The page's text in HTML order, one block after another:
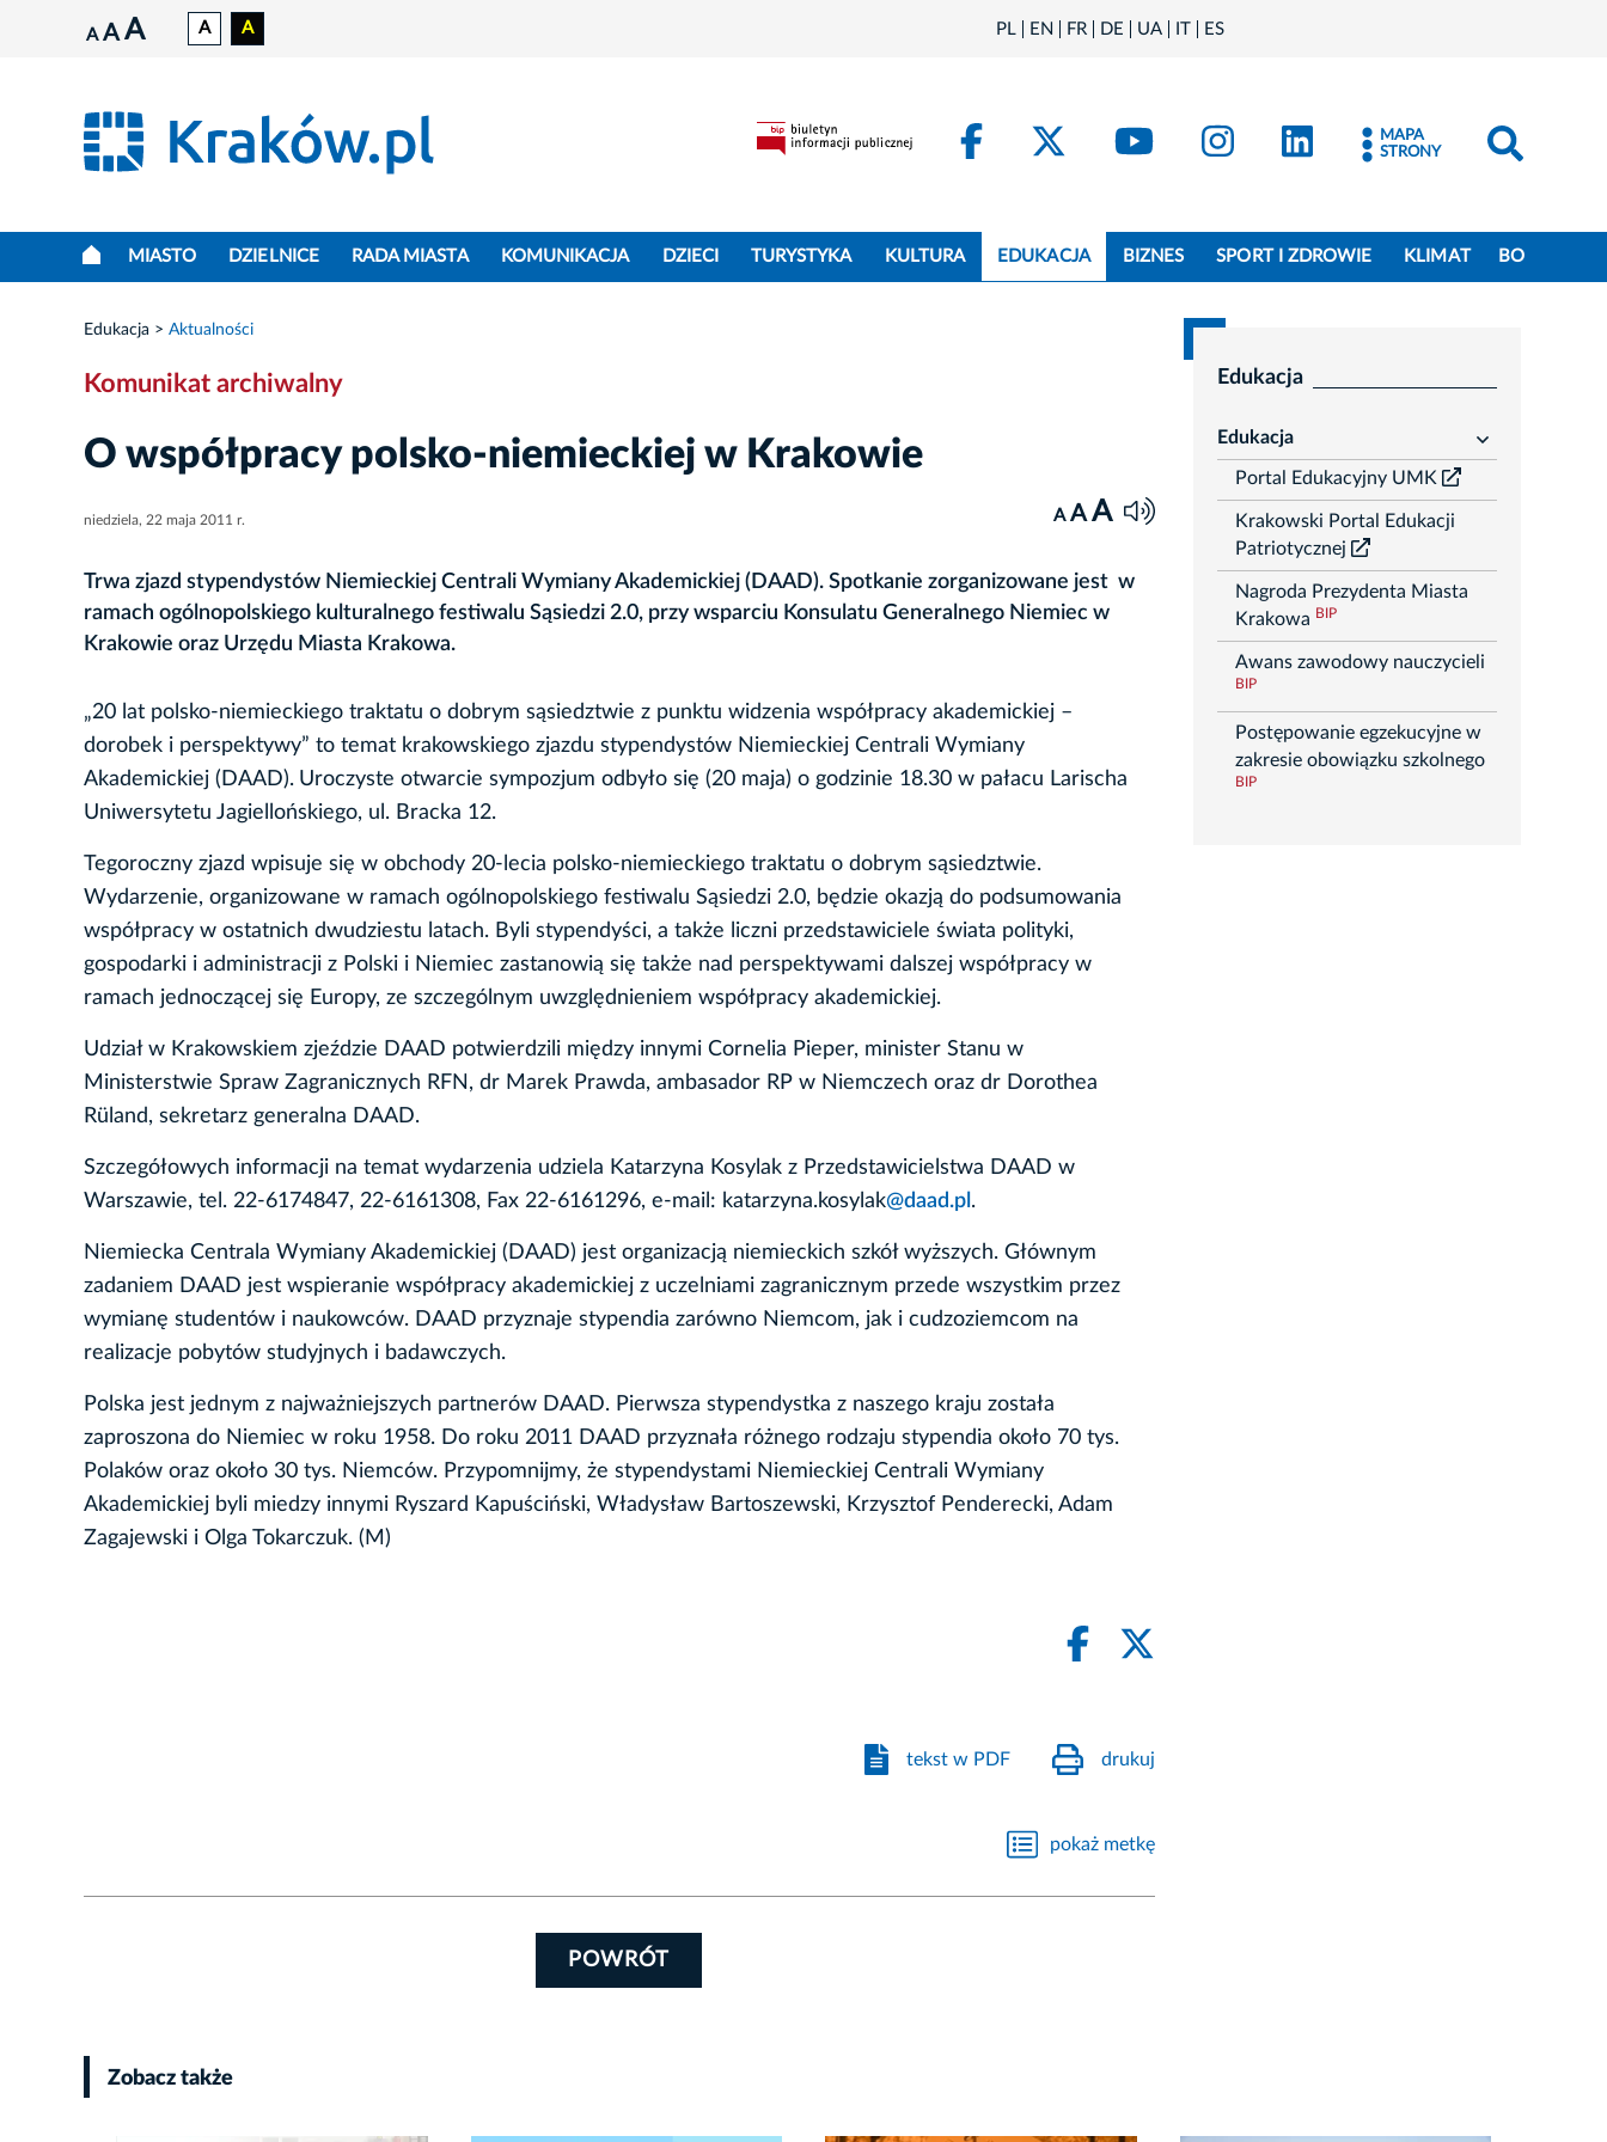
A A A A A PL EN FR DE UA IT ES
FacebookKraków - X
Kraków - YouTube
Kraków - Instagram
Kraków - LinkedIn
MAPA
STRONY
MIASTO DZIELNICE RADA MIASTA KOMUNIKACJA DZIECI TURYSTYKA KULTURA EDUKACJA BIZNES SPORT I ZDROWIE KLIMAT BO
Edukacja Aktualności
Komunikat archiwalny
O współpracy polsko-niemieckiej w Krakowie
niedziela, 22 maja 2011 r. A A A
Trwa zjazd stypendystów Niemieckiej Centrali Wymiany Akademickiej (DAAD). Spotkanie zorganizowane jest w
ramach ogólnopolskiego kulturalnego festiwalu Sąsiedzi 2.0, przy wsparciu Konsulatu Generalnego Niemiec w
Krakowie oraz Urzędu Miasta Krakowa.
„20 lat polsko-niemieckiego traktatu o dobrym sąsiedztwie z punktu widzenia współpracy akademickiej –
dorobek i perspektywy” to temat krakowskiego zjazdu stypendystów Niemieckiej Centrali Wymiany
Akademickiej (DAAD). Uroczyste otwarcie sympozjum odbyło się (20 maja) o godzinie 18.30 w pałacu Larischa
Uniwersytetu Jagiellońskiego, ul. Bracka 12.
Tegoroczny zjazd wpisuje się w obchody 20-lecia polsko-niemieckiego traktatu o dobrym sąsiedztwie.
Wydarzenie, organizowane w ramach ogólnopolskiego festiwalu Sąsiedzi 2.0, będzie okazją do podsumowania
współpracy w ostatnich dwudziestu latach. Byli stypendyści, a także liczni przedstawiciele świata polityki,
gospodarki i administracji z Polski i Niemiec zastanowią się także nad perspektywami dalszej współpracy w
ramach jednoczącej się Europy, ze szczególnym uwzględnieniem współpracy akademickiej.
Udział w Krakowskiem zjeździe DAAD potwierdzili między innymi Cornelia Pieper, minister Stanu w
Ministerstwie Spraw Zagranicznych RFN, dr Marek Prawda, ambasador RP w Niemczech oraz dr Dorothea
Rüland, sekretarz generalna DAAD.
Szczegółowych informacji na temat wydarzenia udziela Katarzyna Kosylak z Przedstawicielstwa DAAD w
Warszawie, tel. 22-6174847, 22-6161308, Fax 22-6161296, e-mail: katarzyna.kosylak@daad.pl .
Niemiecka Centrala Wymiany Akademickiej (DAAD) jest organizacją niemieckich szkół wyższych. Głównym
zadaniem DAAD jest wspieranie współpracy akademickiej z uczelniami zagranicznym przede wszystkim przez
wymianę studentów i naukowców. DAAD przyznaje stypendia zarówno Niemcom, jak i cudzoziemcom na
realizacje pobytów studyjnych i badawczych.
Polska jest jednym z najważniejszych partnerów DAAD. Pierwsza stypendystka z naszego kraju została
zaproszona do Niemiec w roku 1958. Do roku 2011 DAAD przyznała różnego rodzaju stypendia około 70 tys.
Polaków oraz około 30 tys. Niemców. Przypomnijmy, że stypendystami Niemieckiej Centrali Wymiany
Akademickiej byli miedzy innymi Ryszard Kapuściński, Władysław Bartoszewski, Krzysztof Penderecki, Adam
Zagajewski i Olga Tokarczuk. (M)
tekst w PDF drukuj
pokaż metkę
POWRÓT
Edukacja
Edukacja
rozwiń
Portal Edukacyjny UMK
Krakowski Portal Edukacji
Patriotycznej
Nagroda Prezydenta Miasta
Krakowa BIP
Awans zawodowy nauczycieli
BIP
Postępowanie egzekucyjne w
zakresie obowiązku szkolnego
BIP
Zobacz także